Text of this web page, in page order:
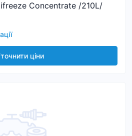
Concentrate /210L/
ціни